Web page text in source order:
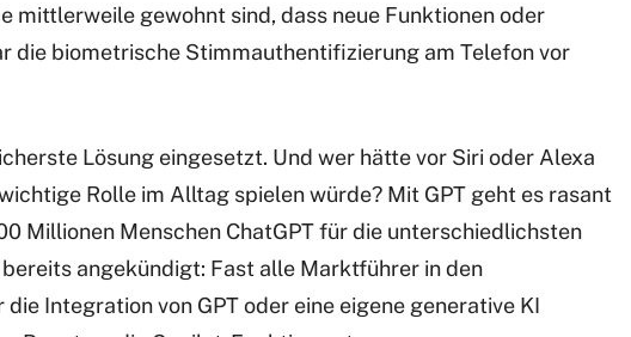
mittlerweile gewohnt sind, dass neue Funktionen oder
die biometrische Stimmauthentifizierung am Telefon vor
Lösung eingesetzt. Und wer hätte vor Siri oder Alexa
Rolle im Alltag spielen würde? Mit GPT geht es rasant
Millionen Menschen ChatGPT für die unterschiedlichsten
angekündigt: Fast alle Marktführer in den
Integration von GPT oder eine eigene generative KI